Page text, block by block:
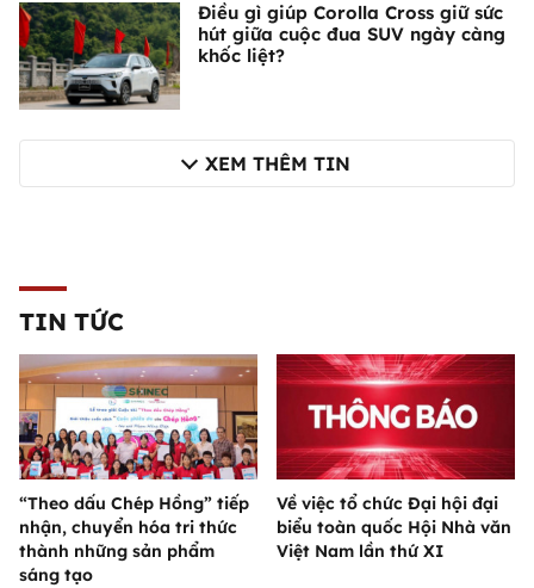
Điều gì giúp Corolla Cross giữ sức
hút giữa cuộc đua SUV ngày càng
khốc liệt?
XEM THÊM TIN
TIN TỨC
“Theo dấu Chép Hồng” tiếp
nhận, chuyển hóa tri thức
thành những sản phẩm
sáng tạo
Về việc tổ chức Đại hội đại
biểu toàn quốc Hội Nhà văn
Việt Nam lần thứ XI